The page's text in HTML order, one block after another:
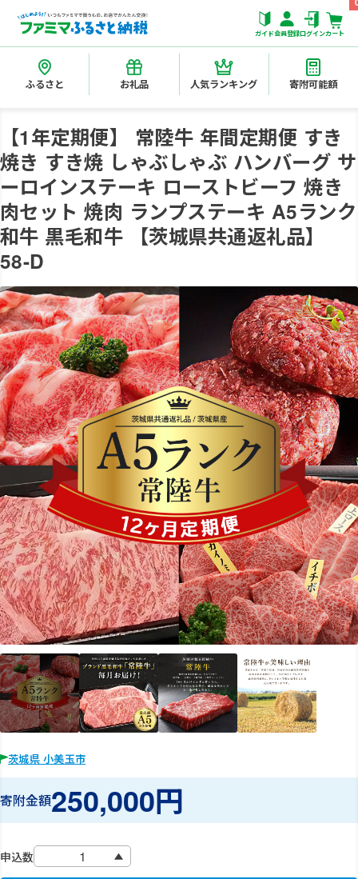
ガイド会員登録ログインカート
ふるさと お礼品 人気ランキング 寄附可能額
【1年定期便】 常陸牛 年間定期便 すき
焼き すき焼 しゃぶしゃぶ ハンバーグ サ
ーロインステーキ ローストビーフ 焼き
肉セット 焼肉 ランプステーキ A5ランク
和牛 黒毛和牛 【茨城県共通返礼品】
58-D
茨城県 小美玉市
寄附金額250,000円
申込数